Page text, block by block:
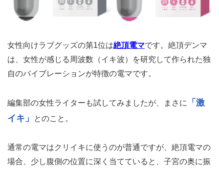
女性向けラブグッズの第1位は絶頂電マです。絶頂デンマ
は、女性が感じる周波数（イキ波）を研究して作られた独
自のバイブレーションが特徴の電マです。
編集部の女性ライターも試してみましたが、まさに
「激
イキ」
とのこと。
通常の電マはクリイキに使うのが普通ですが、絶頂電マの
場合、少し腹側の位置に深く当てていると、子宮の奥に振